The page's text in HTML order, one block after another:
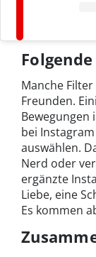
Manche
Freunden.
Bewegungen
bei
auswählen.
Nerd oder
ergänzte
Liebe, eine
Es kommen